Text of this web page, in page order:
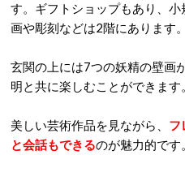
す。ギフトショップもあり、
画や彫刻などは2階にあります。
玄関の上には7つの妖精の壁画
明と共に楽しむことができます。
美しい芸術作品を見ながら、 フ
と会話もできるのが魅力的です。